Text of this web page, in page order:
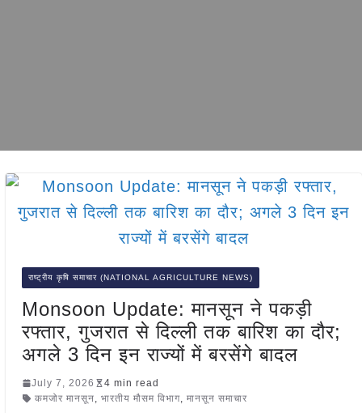
राष्ट्रीय कृषि समाचार (NATIONAL AGRICULTURE NEWS)
Monsoon Update: मानसून ने पकड़ी
रफ्तार, गुजरात से दिल्ली तक बारिश का दौर;
अगले 3 दिन इन राज्यों में बरसेंगे बादल
July 7, 2026
4 min read
कमजोर मानसून, भारतीय मौसम विभाग, मानसून समाचार